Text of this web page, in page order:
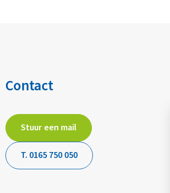
Contact
Stuur een mail
T. 0165 750 050